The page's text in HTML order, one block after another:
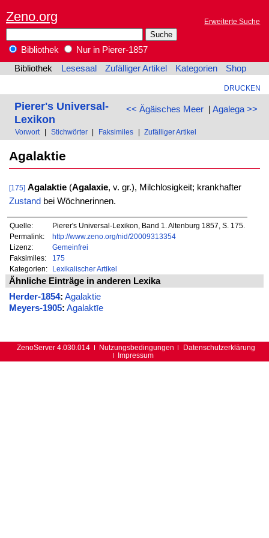
Zeno.org Erweiterte Suche
Bibliothek
Nur in Pierer-1857
Bibliothek
Lesesaal Zufälliger Artikel Kategorien Shop
DRUCKEN
<< Ägäisches Meer| Agalega >>
Pierer's Universal-
Lexikon
Vorwort Stichwörter Faksimiles Zufälliger Artikel
Agalaktie
[175] Agalaktie(Agalaxie, v. gr.), Milchlosigkeit; krankhafter
Zustand bei Wöchnerinnen.
Quelle:
Pierer's Universal-Lexikon, Band 1. Altenburg 1857, S. 175.
Permalink:
http://www.zeno.org/nid/20009313354
Lizenz:
Gemeinfrei
Faksimiles:
175
Kategorien:
Lexikalischer Artikel
Ähnliche Einträge in anderen Lexika
Herder-1854: Agalaktie
Meyers-1905: Agalaktīe
ZenoServer 4.030.014 Nutzungsbedingungen
Datenschutzerklärung
Impressum